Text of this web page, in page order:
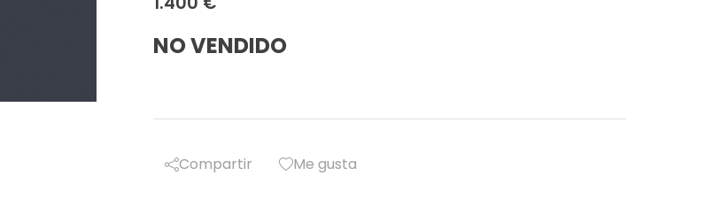
NO VENDIDO
Compartir Me gusta